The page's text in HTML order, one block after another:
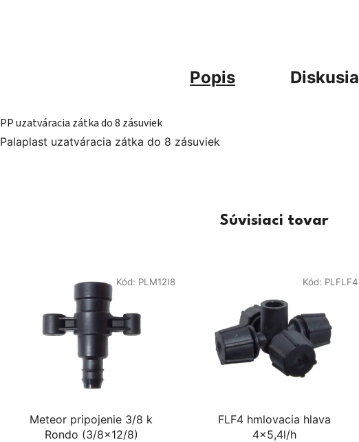
Popis Diskusia
PP uzatváracia zátka do 8 zásuviek
Palaplast uzatváracia zátka do 8 zásuviek
Súvisiaci tovar
Meteor pripojenie 3/8 k
Rondo (3/8x12/8)
Kód: PLM12I8
FLF4 hmlovacia hlava
4x5,4l/h
Kód: PLFLF4